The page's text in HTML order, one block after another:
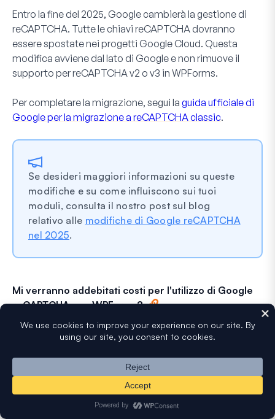
Entro la fine del 2025, Google cambierà la gestione di
reCAPTCHA. Tutte le chiavi reCAPTCHA dovranno
essere spostate nei progetti Google Cloud. Questa
modifica avviene dal lato di Google e non rimuove il
supporto per reCAPTCHA v2 o v3 in WPForms.
Per completare la migrazione, segui la guida ufficiale di
Google per la migrazione a reCAPTCHA classic.
Se desideri maggiori informazioni su queste
modifiche e su come influiscono sui tuoi
moduli, consulta il nostro post sul blog
relativo alle modifiche di Google reCAPTCHA
nel 2025.
Mi verranno addebitati costi per l'utilizzo di Google
reCAPTCHA con WPForms?
Google reCAPTCHA offre un livello gratuito fino a 10.000
progetto Cloud per te e non è necessaria alcuna
configurazione di fatturazione, a meno che il tuo utilizzo
non superi questo limite.